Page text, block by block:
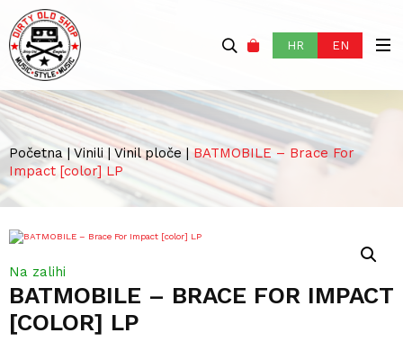
HR EN
Početna | Vinili | Vinil ploče|BATMOBILE – Brace For
Impact [color] LP
BATMOBILE – BRACE FOR IMPACT
[COLOR] LP
Na zalihi